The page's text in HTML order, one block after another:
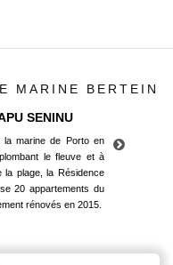
MARINE BERTEIN
SENINU
marine de Porto en
le fleuve et à
la plage, la Résidence
20 appartements du
rénovés en 2015.